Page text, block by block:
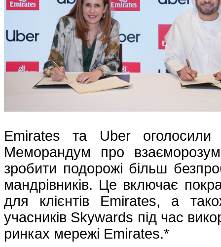
Emirates та Uber оголосили
Меморандум про
зробити подорожі більш
мандрівників. Це включає
для клієнтів Emirates, а
учасників Skywards під час
ринках мережі Emirates.*